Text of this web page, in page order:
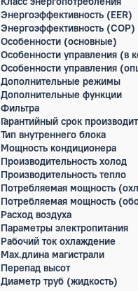
низкие характеристики
3,5 до 17,6 кВт;</
максимальную
Наименование серии
Площадь помещения
Инверторный
Режим работы
Мин. уровень шума
Max.уровень шума
Класс энергопотребления
Энергоэффективность
Энергоэффективность
Особенности (основные)
Особенности управления
Особенности управления
Дополнительные режимы
Дополнительные функции
Фильтра